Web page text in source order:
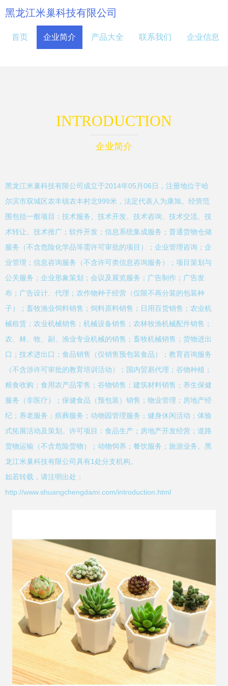
黑龙江米巢科技有限公司
首页 企业简介 产品大全 联系我们 企业信息
INTRODUCTION
企业简介
黑龙江米巢科技有限公司成立于2014年05月06日，注册地位于哈
尔滨市双城区农丰镇农丰村北999米，法定代表人为康旭。经营范
围包括一般项目：技术服务、技术开发、技术咨询、技术交流、技
术转让、技术推广；软件开发；信息系统集成服务；普通货物仓储
服务（不含危险化学品等需许可审批的项目）；企业管理咨询；企
业管理；信息咨询服务（不含许可类信息咨询服务）；项目策划与
公关服务；企业形象策划；会议及展览服务；广告制作；广告发
布；广告设计、代理；农作物种子经营（仅限不再分装的包装种
子）；畜牧渔业饲料销售；饲料原料销售；日用百货销售；农业机
械租赁；农业机械销售；机械设备销售；农林牧渔机械配件销售；
农、林、牧、副、渔业专业机械的销售；畜牧机械销售；货物进出
口；技术进出口；食品销售（仅销售预包装食品）；教育咨询服务
（不含涉许可审批的教育培训活动）；国内贸易代理；谷物种植；
粮食收购；食用农产品零售；谷物销售；建筑材料销售；养生保健
服务（非医疗）；保健食品（预包装）销售；物业管理；房地产经
纪；养老服务；殡葬服务；动物园管理服务；健身休闲活动；体验
式拓展活动及策划。许可项目：食品生产；房地产开发经营；道路
货物运输（不含危险货物）；动物饲养；餐饮服务；旅游业务。黑
龙江米巢科技有限公司具有1处分支机构。
如若转载，请注明出处：
http://www.shuangchengdami.com/introduction.html